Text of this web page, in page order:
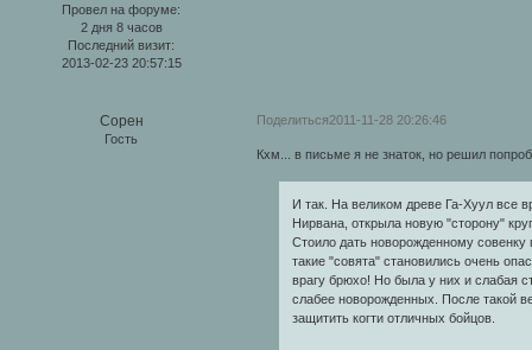
Провел на форуме:
2 дня 8 часов
Последний визит:
2013-02-23 20:57:15
Поделиться2011-11-28 20:26:46
Сорен
Гость
Кхм... в письме я не знаток, но решил
И так. На великом древе Га-Хуул все
Нирвана, открыла новую "сторону"
Стоило дать новорожденному совенку
такие "совята" становились очень
врагу брюхо! Но была у них и слабая
слабее новорожденных. После такой
защитить когти отличных бойцов.